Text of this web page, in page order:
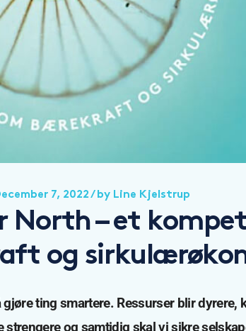
7, 2022 / byLine Kjelstrup
North – et
og
gjøre ting smartere. Ressurser blir dyrere,
strengere og samtidig skal vi sikre